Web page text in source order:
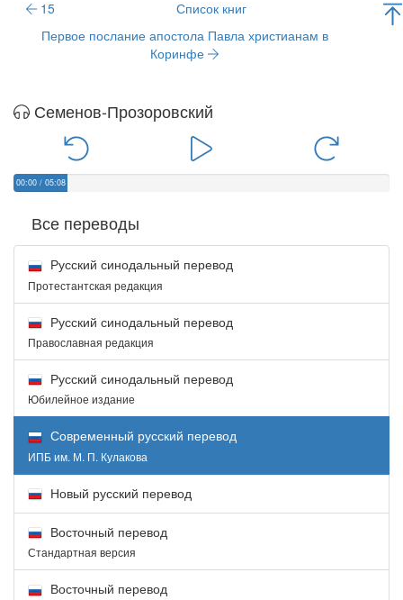
15
Список книг
Первое послание апостола Павла христианам в
Коринфе
Семенов-Прозоровский
00:00 / 05:08
Все переводы
Русский синодальный перевод
Протестантская редакция
Русский синодальный перевод
Православная редакция
Русский синодальный перевод
Юбилейное издание
Современный русский перевод
ИПБ им. М. П. Кулакова
Новый русский перевод
Восточный перевод
Стандартная версия
Восточный перевод